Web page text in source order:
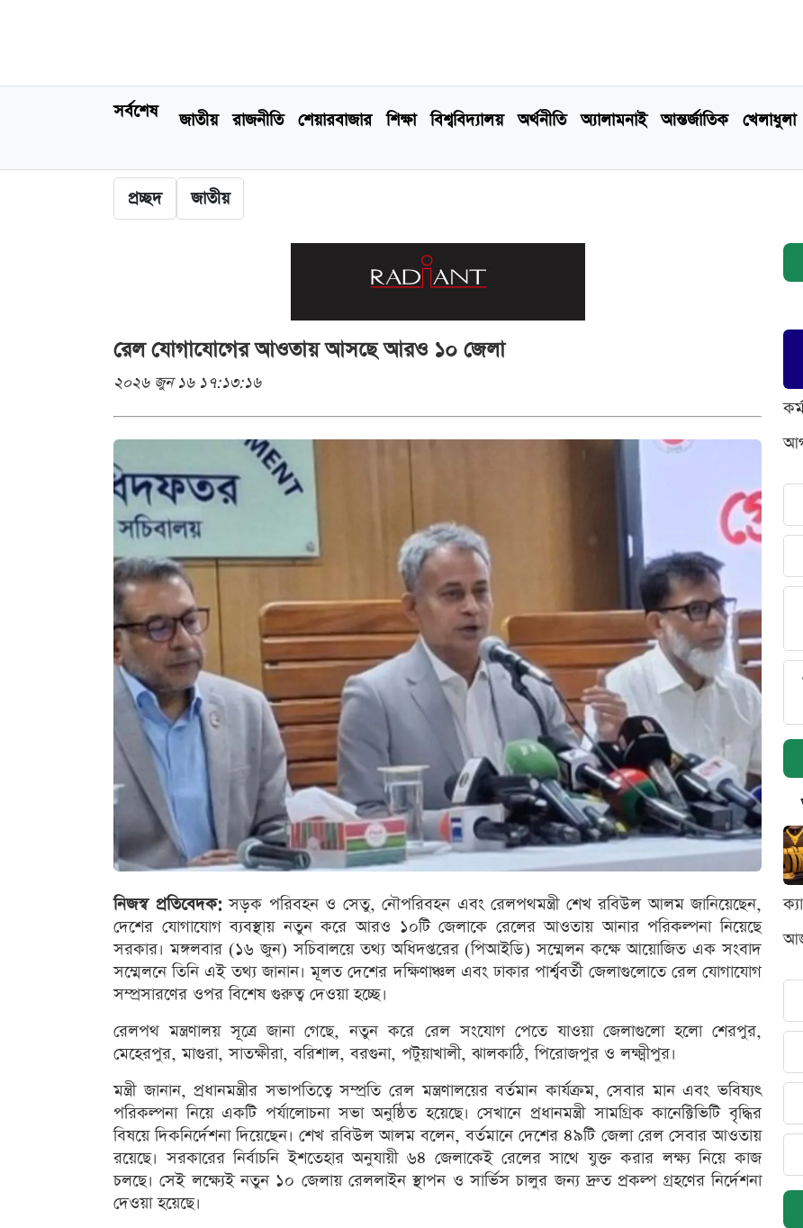
সর্বশেষ জাতীয় রাজনীতি শেয়ারবাজার শিক্ষা বিশ্ববিদ্যালয় অর্থনীতি অ্যালামনাই আন্তর্জাতিক খেলাধুলা
প্রচ্ছদ জাতীয়
রেল যোগাযোগের আওতায় আসছে আরও ১০ জেলা
২০২৬ জুন ১৬ ১৭:১৩:১৬
নিজস্ব প্রতিবেদক:সড়ক পরিবহন ও সেতু, নৌপরিবহন এবং রেলপথমন্ত্রী শেখ রবিউল আলম জানিয়েছেন,
দেশের যোগাযোগ ব্যবস্থায় নতুন করে আরও ১০টি জেলাকে রেলের আওতায় আনার পরিকল্পনা নিয়েছে
সরকার। মঙ্গলবার (১৬ জুন) সচিবালয়ে তথ্য অধিদপ্তরের (পিআইডি) সম্মেলন কক্ষে আয়োজিত এক সংবাদ
সম্মেলনে তিনি এই তথ্য জানান। মূলত দেশের দক্ষিণাঞ্চল এবং ঢাকার পার্শ্ববর্তী জেলাগুলোতে রেল যোগাযোগ
সম্প্রসারণের ওপর বিশেষ গুরুত্ব দেওয়া হচ্ছে।
রেলপথ মন্ত্রণালয় সূত্রে জানা গেছে, নতুন করে রেল সংযোগ পেতে যাওয়া জেলাগুলো হলো শেরপুর,
মেহেরপুর, মাগুরা, সাতক্ষীরা, বরিশাল, বরগুনা, পটুয়াখালী, ঝালকাঠি, পিরোজপুর ও লক্ষ্মীপুর।
মন্ত্রী জানান, প্রধানমন্ত্রীর সভাপতিত্বে সম্প্রতি রেল মন্ত্রণালয়ের বর্তমান কার্যক্রম, সেবার মান এবং ভবিষ্যৎ
পরিকল্পনা নিয়ে একটি পর্যালোচনা সভা অনুষ্ঠিত হয়েছে। সেখানে প্রধানমন্ত্রী সামগ্রিক কানেক্টিভিটি বৃদ্ধির
বিষয়ে দিকনির্দেশনা দিয়েছেন। শেখ রবিউল আলম বলেন, বর্তমানে দেশের ৪৯টি জেলা রেল সেবার আওতায়
রয়েছে। সরকারের নির্বাচনি ইশতেহার অনুযায়ী ৬৪ জেলাকেই রেলের সাথে যুক্ত করার লক্ষ্য নিয়ে কাজ
চলছে। সেই লক্ষ্যেই নতুন ১০ জেলায় রেললাইন স্থাপন ও সার্ভিস চালুর জন্য দ্রুত প্রকল্প গ্রহণের নির্দেশনা
দেওয়া হয়েছে।